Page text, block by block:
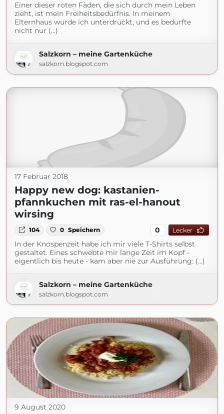
Einer dieser roten Fäden, die sich durch mein Leben
zieht, ist mein Freiheitsbedürfnis. In meinem
Elternhaus wurde ich unterdrückt, und es bedurfte
nicht nur (...)
Salzkorn – meine Gartenküche
salzkorn.blogspot.com
17 Februar 2018
Happy new dog: kastanien-
pfannkuchen mit ras-el-hanout
wirsing
104 0 Speichern 0 Lecker
In der Knospenzeit habe ich mir viele T-Shirts selbst
gestaltet. Eines schwebte mir lange Zeit im Kopf -
eigentlich bis heute - kam aber nie zur Ausführung: (...)
Salzkorn – meine Gartenküche
salzkorn.blogspot.com
9 August 2020